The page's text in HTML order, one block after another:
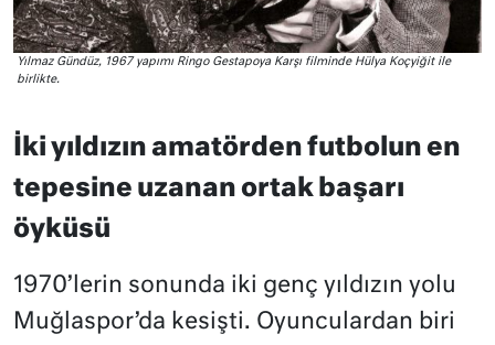
Yılmaz Gündüz, 1967 yapımı Ringo Gestapoya Karşı filminde Hülya Koçyiğit ile
birlikte.
İki yıldızın amatörden futbolun en
tepesine uzanan ortak başarı
öyküsü
1970’lerin sonunda iki genç yıldızın yolu
Muğlaspor’da kesişti. Oyunculardan biri